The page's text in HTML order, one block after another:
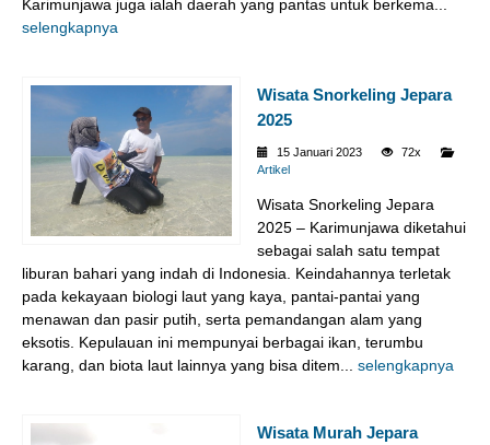
Karimunjawa juga ialah daerah yang pantas untuk berkema...
selengkapnya
Wisata Snorkeling Jepara
2025
15 Januari 2023
72x
Artikel
Wisata Snorkeling Jepara
2025 – Karimunjawa diketahui
sebagai salah satu tempat
liburan bahari yang indah di Indonesia. Keindahannya terletak
pada kekayaan biologi laut yang kaya, pantai-pantai yang
menawan dan pasir putih, serta pemandangan alam yang
eksotis. Kepulauan ini mempunyai berbagai ikan, terumbu
karang, dan biota laut lainnya yang bisa ditem... selengkapnya
Wisata Murah Jepara